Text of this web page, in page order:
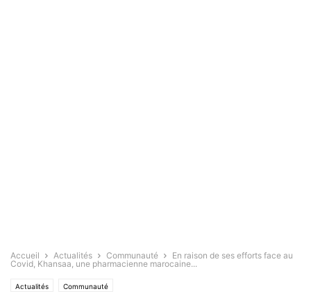
Accueil Actualités Communauté
En raison de ses efforts face au
Covid, Khansaa, une pharmacienne marocaine...
Actualités Communauté